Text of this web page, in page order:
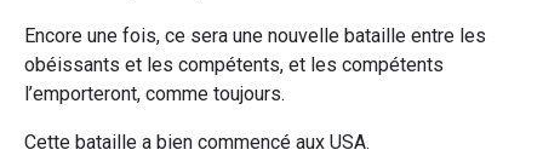
Encore une fois, ce sera une nouvelle bataille entre les
obéissants et les compétents, et les compétents
l’emporteront, comme toujours.
Cette bataille a bien commencé aux USA.